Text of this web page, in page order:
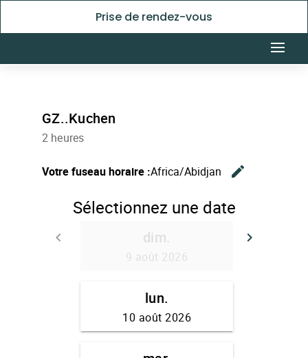
Prise de rendez-vous